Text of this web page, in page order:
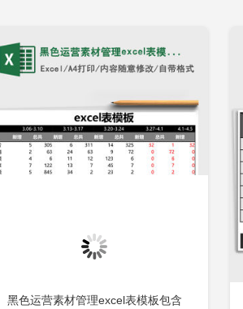
交接表 工序表 统计表
流程表 登记表 课程表
黑色运营素材管理excel表模板包含